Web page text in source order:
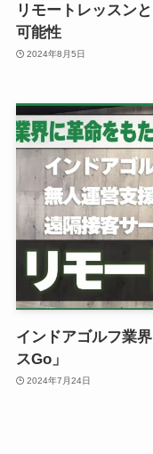
リモートレッスン
可能性
2024年8月5日
インドアゴルフ業
スGo」
2024年7月24日